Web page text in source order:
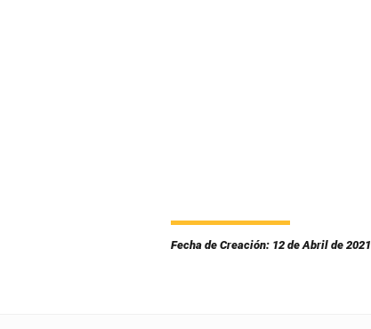
Fecha de Creación: 12 de Abril de 2021